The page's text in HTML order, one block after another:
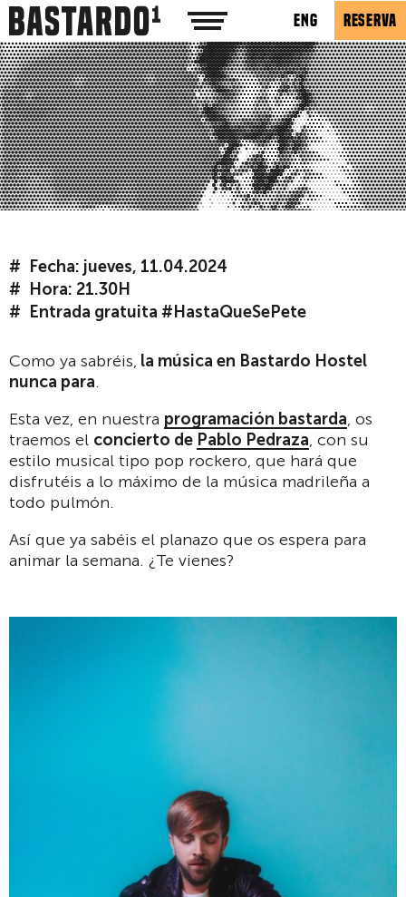
ENG RESERVA
Fecha: jueves, 11.04.2024
Hora: 21.30H
Entrada gratuita #HastaQueSePete
Como ya sabréis, la música en Bastardo Hostel
nunca para.
Esta vez, en nuestra programación bastarda, os
traemos el concierto de Pablo Pedraza, con su
estilo musical tipo pop rockero, que hará que
disfrutéis a lo máximo de la música madrileña a
todo pulmón.
Así que ya sabéis el planazo que os espera para
animar la semana. ¿Te vienes?